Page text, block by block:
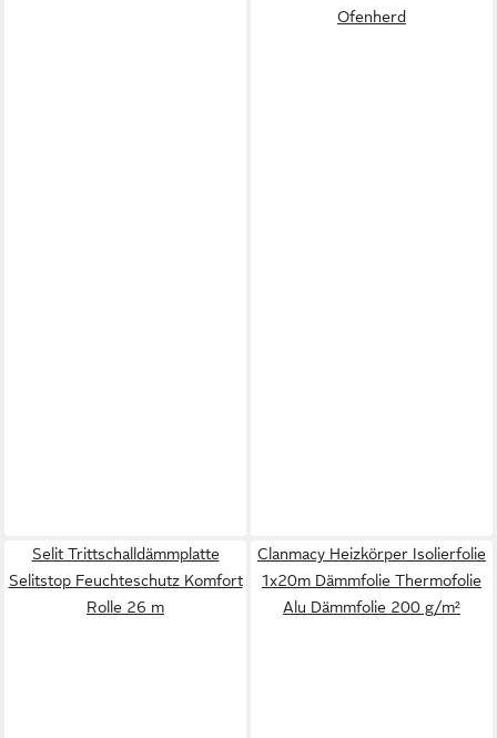
Ofenherd
Selit Trittschalldämmplatte
Selitstop Feuchteschutz Komfort
Rolle 26 m
Clanmacy Heizkörper Isolierfolie
1x20m Dämmfolie Thermofolie
Alu Dämmfolie 200 g/m²